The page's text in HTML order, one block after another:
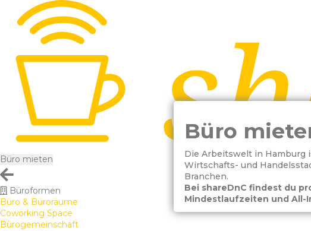
Büro mieten
Büroformen
Büro & Büroräume
Coworking Space
Bürogemeinschaft
Büro
Die Arbeitswelt in Hamburg
Wirtschafts- und
Branchen.
Bei shareDnC findest du
Mindestlaufzeiten und All-